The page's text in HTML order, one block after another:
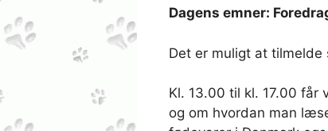
Dagens emner:
Det er muligt at
Kl. 13.00 til kl. 17.00
og om hvordan man